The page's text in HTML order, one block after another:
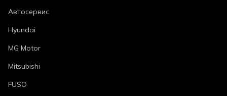
Автосервис
Hyundai
MG Motor
Mitsubishi
FUSO